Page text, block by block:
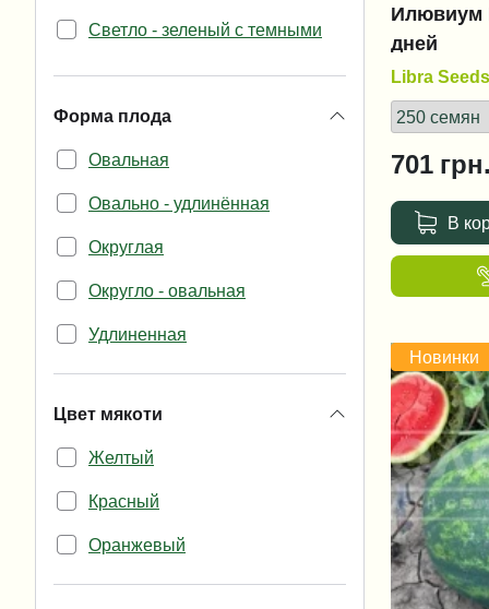
Светло - зеленый с темными
полосами
Форма плода
Овальная
Овально - удлинённая
Округлая
Округло - овальная
Удлиненная
Цвет мякоти
Желтый
Красный
Оранжевый
Илювиум
дней
Libra Seeds
701 грн.
В
Новинки